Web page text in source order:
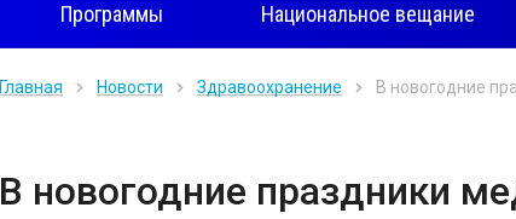
Программы Национальное вещание
Главная Новости Здравоохранение В новогодние
В новогодние праздники